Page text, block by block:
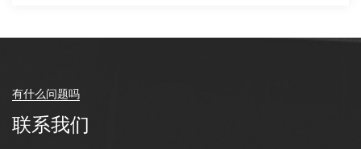
有什么问题吗
联系我们